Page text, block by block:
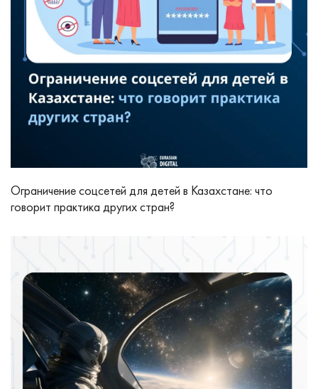
Ограничение соцсетей для детей в Казахстане: что
говорит практика других стран?